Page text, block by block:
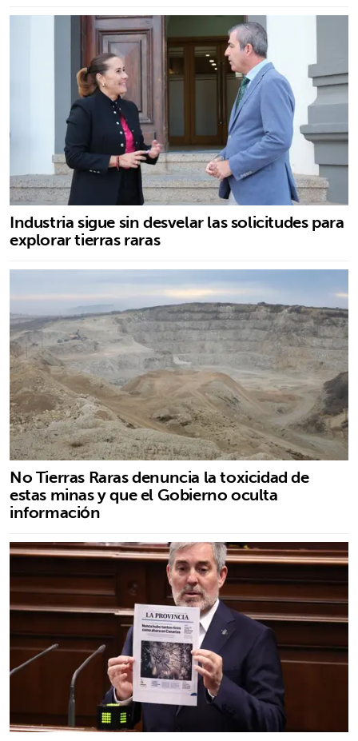
Industria sigue sin desvelar las solicitudes para
explorar tierras raras
No Tierras Raras denuncia la toxicidad de
estas minas y que el Gobierno oculta
información